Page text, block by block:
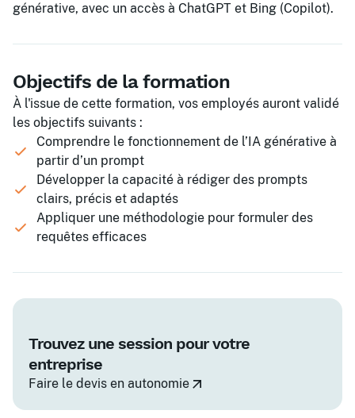
générative, avec un accès à ChatGPT et Bing (Copilot).
Objectifs de la formation
À l'issue de cette formation, vos employés auront validé
les objectifs suivants :
Comprendre le fonctionnement de l’IA générative à
partir d’un prompt
Développer la capacité à rédiger des prompts
clairs, précis et adaptés
Appliquer une méthodologie pour formuler des
requêtes efficaces
Trouvez une session pour votre
entreprise
Faire le devis en autonomie